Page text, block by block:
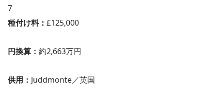
7
種付け料： £125,000
円換算： 約2,663万円
供用： Juddmonte／英国